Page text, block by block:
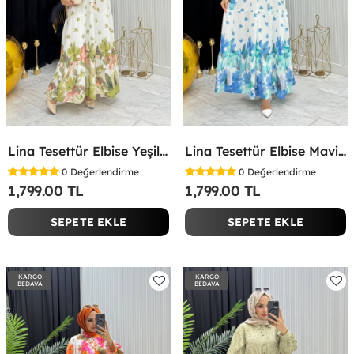
Lina Tesettür Elbise Yeşil Yeşil
0 Değerlendirme
1,799.00 TL
SEPETE EKLE
Lina Tesettür Elbise Mavi Mavi
0 Değerlendirme
1,799.00 TL
SEPETE EKLE
KARGO
BEDAVA
KARGO
BEDAVA